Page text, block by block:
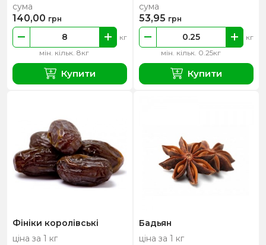
мін. кільк. 8кг
кг
сума
140,00 грн
Купити
мін. кільк. 0.25кг
кг
сума
53,95 грн
Купити
Фініки королівські
ціна за 1 кг
Бадьян
ціна за 1 кг